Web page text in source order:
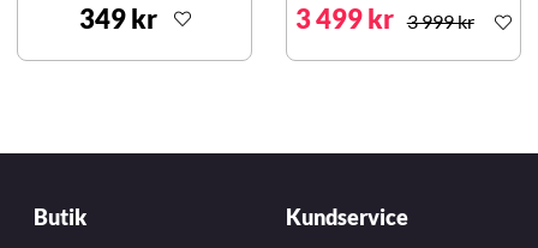
349 kr 3 499 kr 3 999 kr
Butik Kundservice